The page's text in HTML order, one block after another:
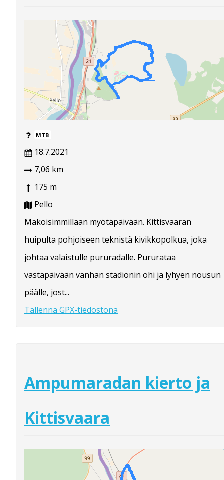
MTB
18.7.2021
7,06 km
175 m
Pello
Makoisimmillaan myötäpäivään. Kittisvaaran
huipulta pohjoiseen teknistä kivikkopolkua, joka
johtaa valaistulle pururadalle. Pururataa
vastapäivään vanhan stadionin ohi ja lyhyen nousun
päälle, jost...
Tallenna GPX-tiedostona
Ampumaradan kierto ja
Kittisvaara